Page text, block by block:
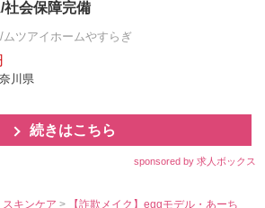
社会保障完備
ツアイホームやすらぎ
川県
続きはこちら
sponsored by 求人ボックス
スキンケア> 【詐欺メイク】eggモデル・あーち